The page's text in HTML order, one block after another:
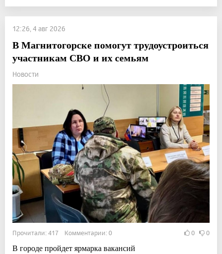
12:26, 4 авг 2026
В Магнитогорске помогут трудоустроиться
участникам СВО и их семьям
Новости
Прочитали: 417 Комментарии: 0 0 0
В городе пройдет ярмарка вакансий